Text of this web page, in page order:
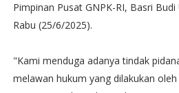
Pimpinan Pusat GNPK-RI, Basri
Rabu (25/6/2025).
"Kami menduga adanya tindak
melawan hukum yang dilakukan oleh